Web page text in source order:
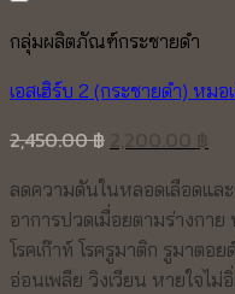
กลุ่มผลิตภัณฑ์กระชายดำ
เอสเฮิร์บ 2 (กระชายดำ) หมอ
2,450.00฿
was:
2,450.00 ฿.
is:
ลดความดันในหลอดเลือดและ
อาการปวดเมื่อยตามร่างกา
โรคเก๊าท์ โรครูมาติก รูมาตอ
อ่อนเพลีย วิงเวียน หายใจไ